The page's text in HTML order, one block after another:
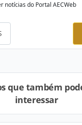
notícias do Portal AECWeb
que também
interessar